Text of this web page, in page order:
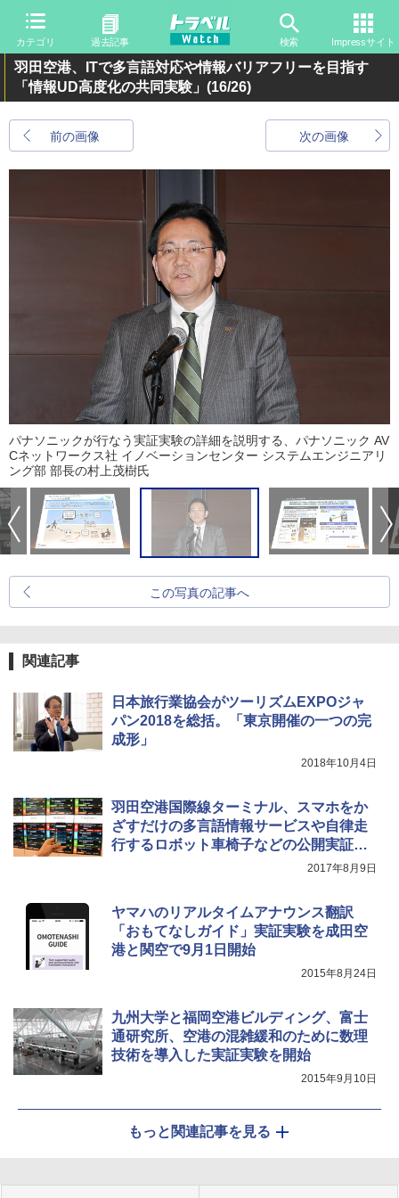
カテゴリ 過去記事 検索 Impressサイト
羽田空港、ITで多言語対応や情報バリアフリーを目指す
「情報UD高度化の共同実験」 (16/26)
前の画像 次の画像
パナソニックが行なう実証実験の詳細を説明する、パナソニック AV
Cネットワークス社 イノベーションセンター システムエンジニアリ
ング部 部長の村上茂樹氏
この写真の記事へ
関連記事
日本旅行業協会がツーリズムEXPOジャ
パン2018を総括。「東京開催の一つの完
成形」
2018年10月4日
羽田空港国際線ターミナル、スマホをか
ざすだけの多言語情報サービスや自律走
行するロボット車椅子などの公開実証実
2017年8月9日
ヤマハのリアルタイムアナウンス翻訳
「おもてなしガイド」実証実験を成田空
港と関空で9月1日開始
2015年8月24日
九州大学と福岡空港ビルディング、富士
通研究所、空港の混雑緩和のために数理
技術を導入した実証実験を開始
2015年9月10日
もっと関連記事を見る